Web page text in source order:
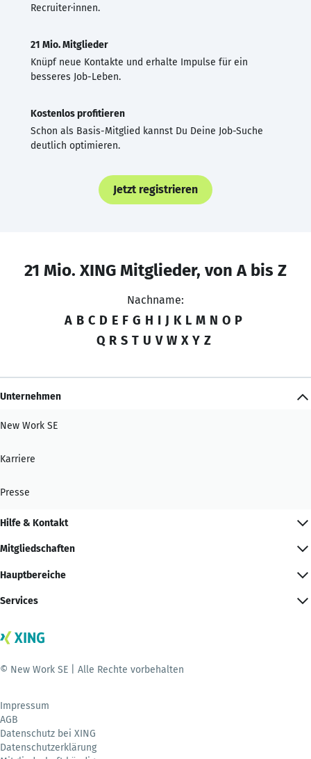
Recruiter·innen.
21 Mio. Mitglieder
Knüpf neue Kontakte und erhalte Impulse für ein
besseres Job-Leben.
Kostenlos profitieren
Schon als Basis-Mitglied kannst Du Deine Job-Suche
deutlich optimieren.
Jetzt registrieren
21 Mio. XING Mitglieder, von A bis Z
Nachname:
A B C D E F G H I J K L M N O P
Q R S T U V W X Y Z
Unternehmen
New Work SE
Karriere
Presse
Hilfe & Kontakt
Mitgliedschaften
Hauptbereiche
Services
© New Work SE | Alle Rechte vorbehalten
Impressum
AGB
Datenschutz bei XING
Datenschutzerklärung